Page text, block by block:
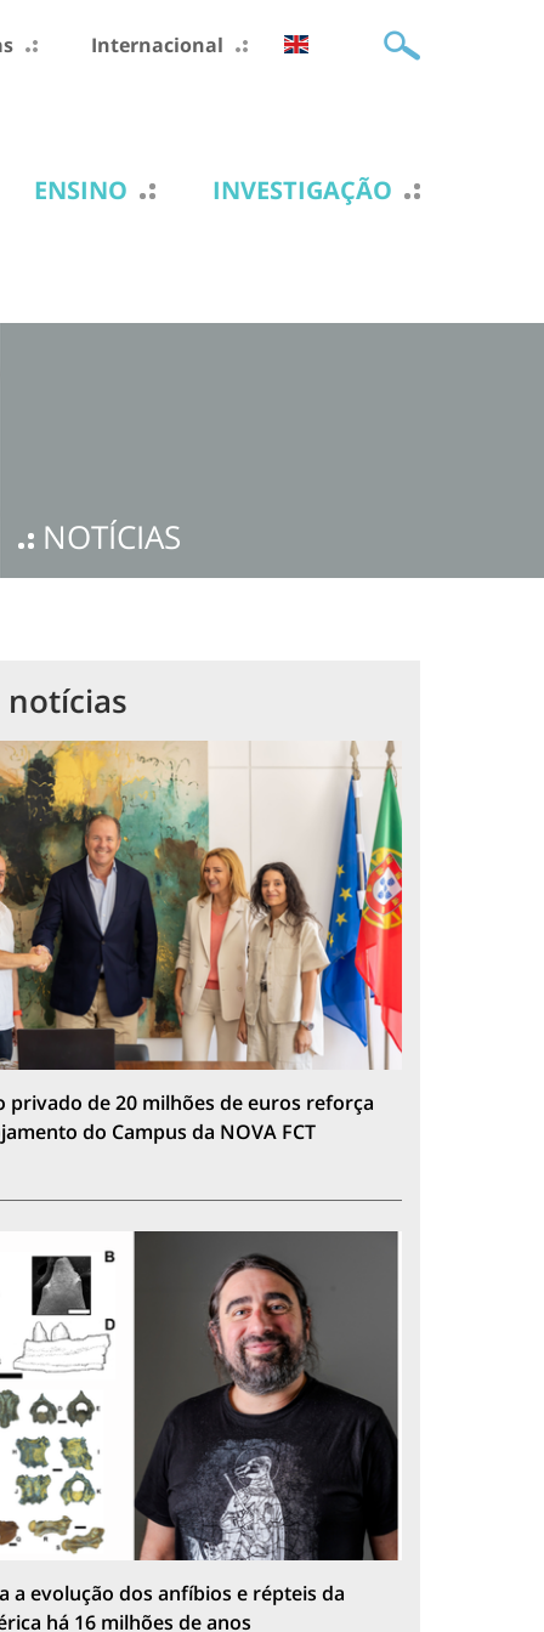
Internacional
ENSINO INVESTIGAÇÃO
NOTÍCIAS
privado de 20 milhões de euros reforça
do Campus da NOVA FCT
a evolução dos anfíbios e répteis da
há 16 milhões de anos